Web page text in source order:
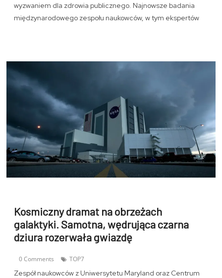
wyzwaniem dla zdrowia publicznego. Najnowsze badania
międzynarodowego zespołu naukowców, w tym ekspertów
Kosmiczny dramat na obrzeżach
galaktyki. Samotna, wędrująca czarna
dziura rozerwała gwiazdę
0 Comments TOP7
Zespół naukowców z Uniwersytetu Maryland oraz Centrum